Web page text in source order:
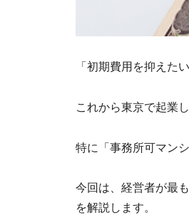
「初期費用を抑えた
これから東京で起業
特に「事務所可マン
今回は、経営者が最
を解説します。